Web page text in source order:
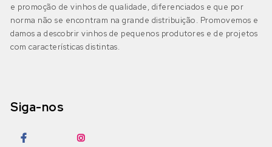
e promoção de vinhos de qualidade, diferenciados e que por
norma não se encontram na grande distribuição. Promovemos e
damos a descobrir vinhos de pequenos produtores e de projetos
com características distintas.
Siga-nos